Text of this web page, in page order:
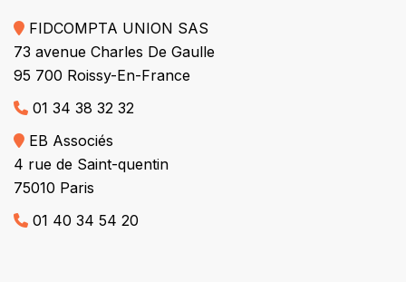
FIDCOMPTA UNION SAS
73 avenue Charles De Gaulle
95 700 Roissy-En-France
01 34 38 32 32
EB Associés
4 rue de Saint-quentin
75010 Paris
01 40 34 54 20